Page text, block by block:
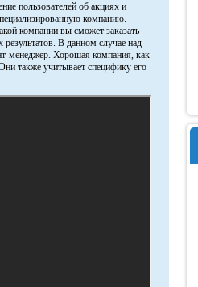
пользователей об акциях и
компанию.
компании вы сможет заказать
В данном случае над
менеджер. Хорошая компания, как
также учитывает специфику его